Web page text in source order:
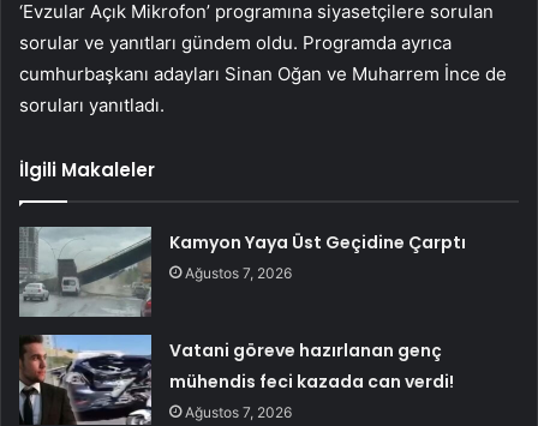
‘Evzular Açık Mikrofon’ programına siyasetçilere sorulan
sorular ve yanıtları gündem oldu. Programda ayrıca
cumhurbaşkanı adayları Sinan Oğan ve Muharrem İnce de
soruları yanıtladı.
İlgili Makaleler
Kamyon Yaya Üst Geçidine Çarptı
Ağustos 7, 2026
Vatani göreve hazırlanan genç
mühendis feci kazada can verdi!
Ağustos 7, 2026